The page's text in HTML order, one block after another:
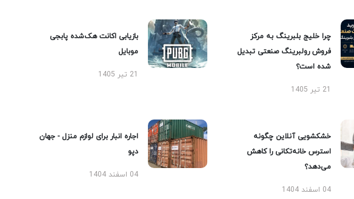
چرا خلیج بلبرینگ به مرکز
فروش رولبرینگ صنعتی تبدیل
شده است؟
21 تیر 1405
بازیابی اکانت هک‌شده پابجی
موبایل
21 تیر 1405
خشکشویی آنلاین چگونه
استرس خانه‌تکانی را کاهش
می‌دهد؟
04 اسفند 1404
اجاره انبار برای لوازم منزل - جهان
دپو
04 اسفند 1404